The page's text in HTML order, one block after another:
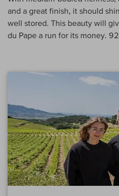
and a great finish, it should
well stored. This beauty will
du Pape a run for its money.